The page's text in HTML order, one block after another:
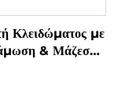
Κλειδώματος με
& Μάζεση